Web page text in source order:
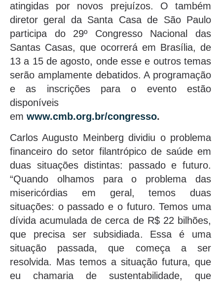
atingidas por novos prejuízos. O também
diretor geral da Santa Casa de São Paulo
participa do 29º Congresso Nacional das
Santas Casas, que ocorrerá em Brasília, de
13 a 15 de agosto, onde esse e outros temas
serão amplamente debatidos. A programação
e as inscrições para o evento estão
disponíveis
em www.cmb.org.br/congresso.
Carlos Augusto Meinberg dividiu o problema
financeiro do setor filantrópico de saúde em
duas situações distintas: passado e futuro.
“Quando olhamos para o problema das
misericórdias em geral, temos duas
situações: o passado e o futuro. Temos uma
dívida acumulada de cerca de R$ 22 bilhões,
que precisa ser subsidiada. Essa é uma
situação passada, que começa a ser
resolvida. Mas temos a situação futura, que
eu chamaria de sustentabilidade, que